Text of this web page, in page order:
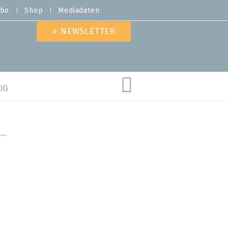
Shop Mediadaten
» NEWSLETTER